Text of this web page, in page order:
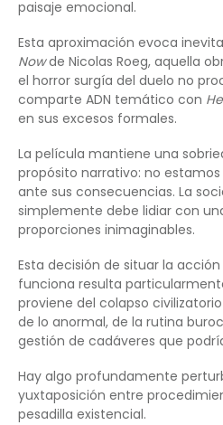
paisaje emocional.
Esta aproximación evoca
Nowde Nicolas Roeg, aquella
el horror surgía del duelo no
comparte ADN temático con
en sus excesos formales.
La película mantiene una
propósito narrativo: no
ante sus consecuencias. La
simplemente debe lidiar con
proporciones inimaginables.
Esta decisión de situar la
funciona resulta
proviene del colapso
de lo anormal, de la rutina
gestión de cadáveres que
Hay algo profundamente
yuxtaposición entre
pesadilla existencial.